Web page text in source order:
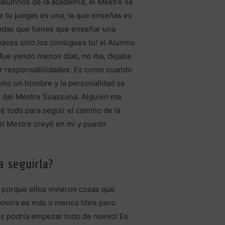
tu juegas es una, la que enseñas es
que tienes que enseñar una
sólo los consigues tu! el Alumno
yendo menos días, no iba, dejaba
Es como cuando
un hombre y la personalidad se
Mestre Suassuna. Alguien me
todo para seguir el camino de la
Mestre creyó en mí y puedo
seguirla?
ellos vivieron cosas que
es más o menos libre pero
podría empezar todo de nuevo! Es